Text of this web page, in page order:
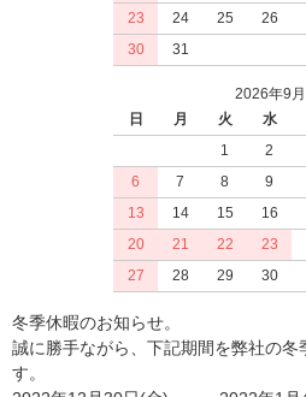
23
24 25 26
30
31
2026年9月
日
月 火 水
1
2
6
7 8 9
13
14 15 16
20
21 22 23
27
28 29 30
冬季休暇のお知らせ。
誠に勝手ながら、下記期間を弊社の冬
す。